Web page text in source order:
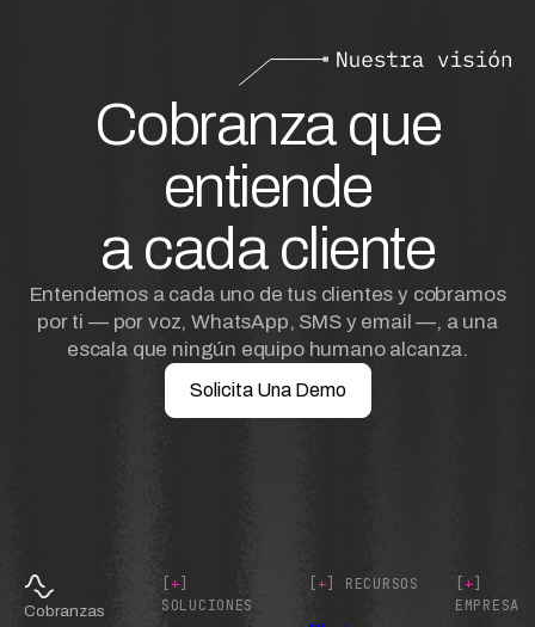
Cobranza que
entiende
a cada cliente
Entendemos a cada uno de tus clientes y cobramos
por ti — por voz, WhatsApp, SMS y email —, a una
escala que ningún equipo humano alcanza.
Solicita Una Demo
Cobranzas
[+]
SOLUCIONES
[+] RECURSOS [+]
EMPRESA